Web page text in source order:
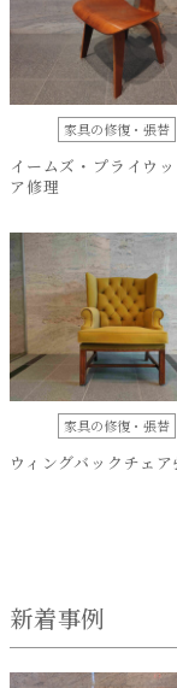
家具の修復・張替
イームズ・プライウ
ア修理
家具の修復・張替
ウィングバックチェア
新着事例